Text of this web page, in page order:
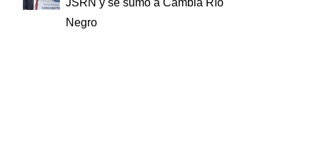
JSRN y se sumó a Cambia Río
Negro